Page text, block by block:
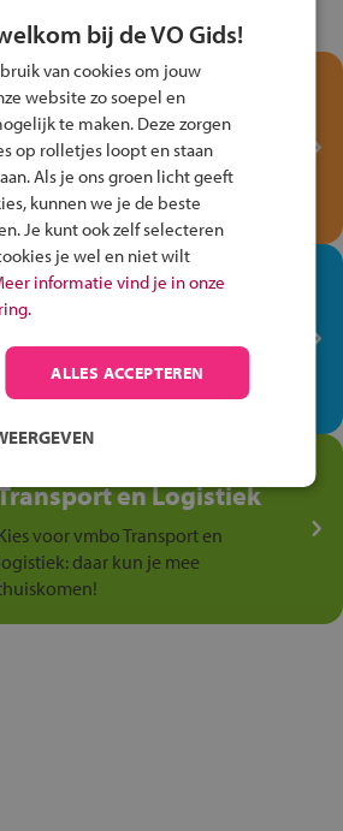
je kennis met het
Veilig
Speel het Fiets Veilig Verkeersspel
win een Cortina-fiets!
de winkel ben je op je
Ontdek via het vmbo jouw talent
op de winkelvloer, waar elke dag
anders is!
en Logistiek
voor vmbo Transport en
daar kun je mee
bij de VO Gids!
van cookies om jouw
website zo soepel en
te maken. Deze zorgen
op rolletjes loopt en staan
Als je ons groen licht geeft
kunnen we je de beste
Je kunt ook zelf selecteren
je wel en niet wilt
informatie vind je in onze
ALLES ACCEPTEREN